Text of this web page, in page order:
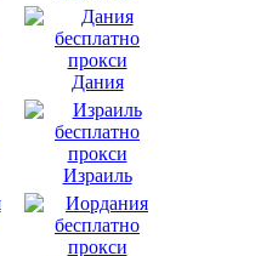
Дания
Израиль